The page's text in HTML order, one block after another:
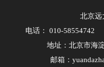
北京远
电话： 010-58554742
地址：北京市海
邮箱：